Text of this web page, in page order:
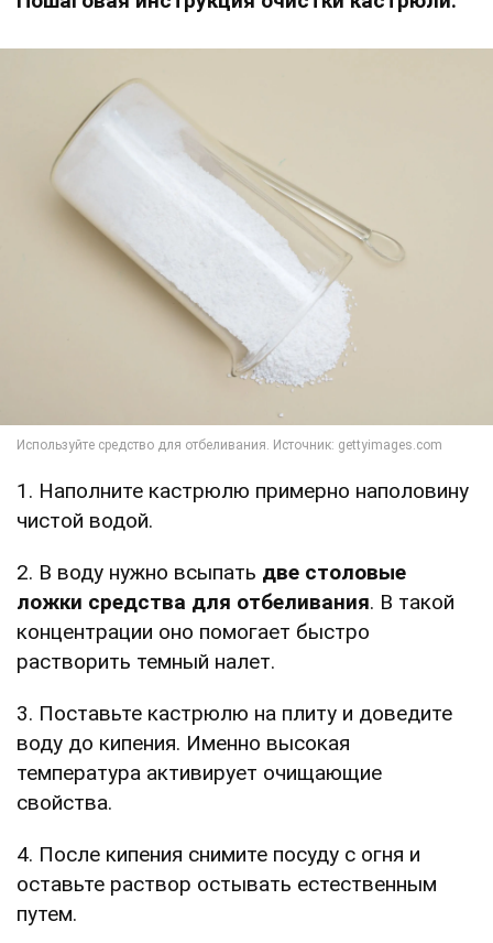
1. Наполните кастрюлю примерно наполовину
чистой водой.
2. В воду нужно всыпать две столовые
ложки средства для отбеливания. В такой
концентрации оно помогает быстро
растворить темный налет.
3. Поставьте кастрюлю на плиту и доведите
воду до кипения. Именно высокая
температура активирует очищающие
свойства.
4. После кипения снимите посуду с огня и
оставьте раствор остывать естественным
путем.